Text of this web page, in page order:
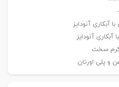
آبکاری آنودایز
آنودایز
و پلی اورتان